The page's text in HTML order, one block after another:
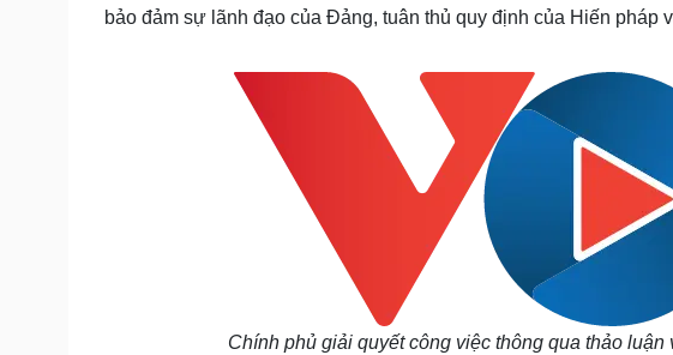
Cây thuốc
Làm đẹp - giảm cân
Blog
Văn học
bảo đảm sự lãnh đạo của Đảng, tuân thủ quy định của Hiến pháp
Chính phủ giải quyết công việc thông qua thảo